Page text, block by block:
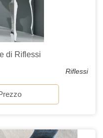
di Riflessi
Riflessi